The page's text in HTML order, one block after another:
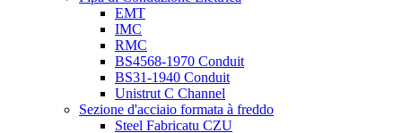
EMT
IMC
RMC
BS4568-1970 Conduit
BS31-1940 Conduit
Unistrut C Channel
Sezione d'acciaio formata à freddo
Steel Fabricatu CZU